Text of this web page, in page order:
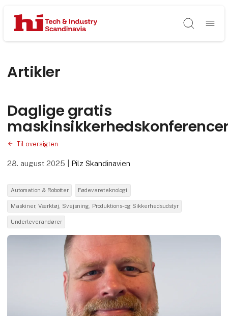
Søg
Artikler
Daglige gratis
Til oversigten
28. august 2025 Pilz Skandinavien
Automation & Robotter Fødevareteknologi
Maskiner, Værktøj, Svejsning, Produktions- og Sikkerhedsudstyr
Underleverandører